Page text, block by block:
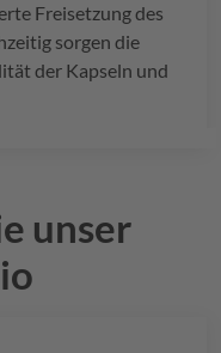
Freisetzung des
sorgen die
der Kapseln und
unser